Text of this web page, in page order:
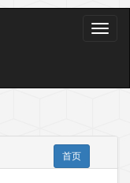
导
首页